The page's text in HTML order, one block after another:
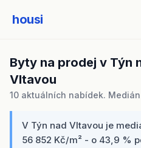
housi
Byty na prodej v Týn
Vltavou
10 aktuálních nabídek. Medián
V Týn nad Vltavou je
56 852 Kč/m² - o 43,9 %